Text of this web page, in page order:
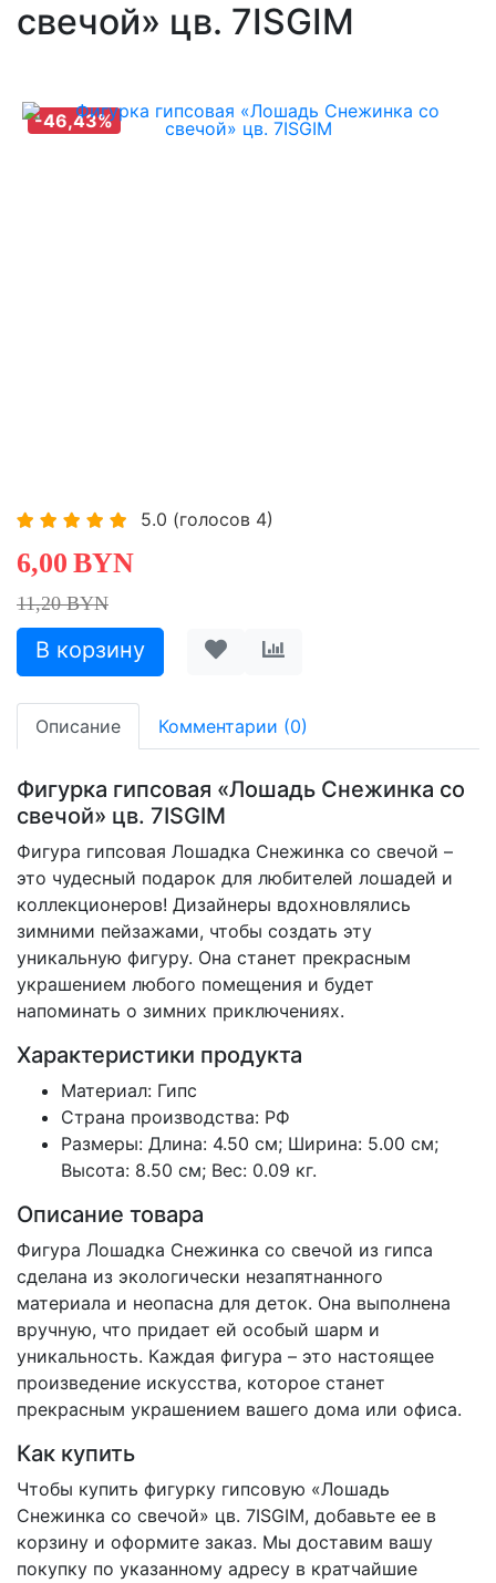
свечой» цв. 7ISGIM
-46,43%
5.0 (голосов 4)
6,00 BYN
11,20 BYN
Описание Комментарии (0)
Фигурка гипсовая «Лошадь Снежинка со
свечой» цв. 7ISGIM
Фигура гипсовая Лошадка Снежинка со свечой –
это чудесный подарок для любителей лошадей и
коллекционеров! Дизайнеры вдохновлялись
зимними пейзажами, чтобы создать эту
уникальную фигуру. Она станет прекрасным
украшением любого помещения и будет
напоминать о зимних приключениях.
Характеристики продукта
Материал: Гипс
Страна производства: РФ
Размеры: Длина: 4.50 см; Ширина: 5.00 см;
Высота: 8.50 см; Вес: 0.09 кг.
Описание товара
Фигура Лошадка Снежинка со свечой из гипса
сделана из экологически незапятнанного
материала и неопасна для деток. Она выполнена
вручную, что придает ей особый шарм и
уникальность. Каждая фигура – это настоящее
произведение искусства, которое станет
прекрасным украшением вашего дома или офиса.
Как купить
Чтобы купить фигурку гипсовую «Лошадь
Снежинка со свечой» цв. 7ISGIM, добавьте ее в
корзину и оформите заказ. Мы доставим вашу
покупку по указанному адресу в кратчайшие